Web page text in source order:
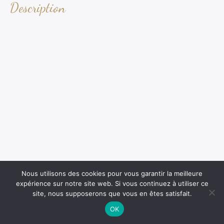
Description
Nous utilisons des cookies pour vous garantir la meilleure
expérience sur notre site web. Si vous continuez à utiliser ce
site, nous supposerons que vous en êtes satisfait.
OK